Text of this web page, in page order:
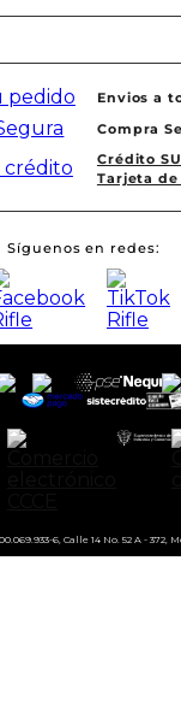
Envios a
Compra
Crédito
Tarjeta de
Síguenos en redes
6, Calle 14 No. 52 A -